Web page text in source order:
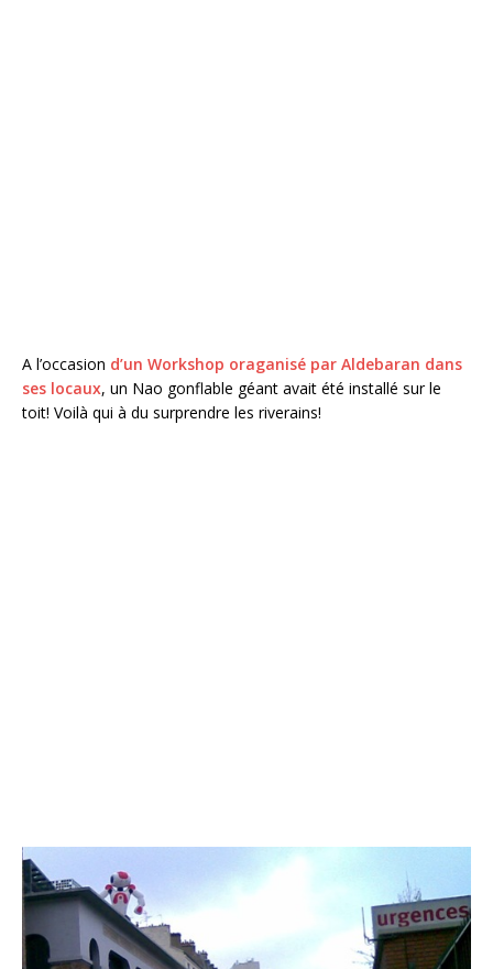
A l’occasion d’un Workshop oraganisé par Aldebaran dans
ses locaux, un Nao gonflable géant avait été installé sur le
toit! Voilà qui à du surprendre les riverains!